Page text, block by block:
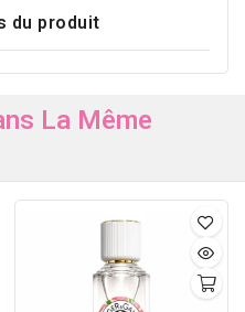
du produit
La Même